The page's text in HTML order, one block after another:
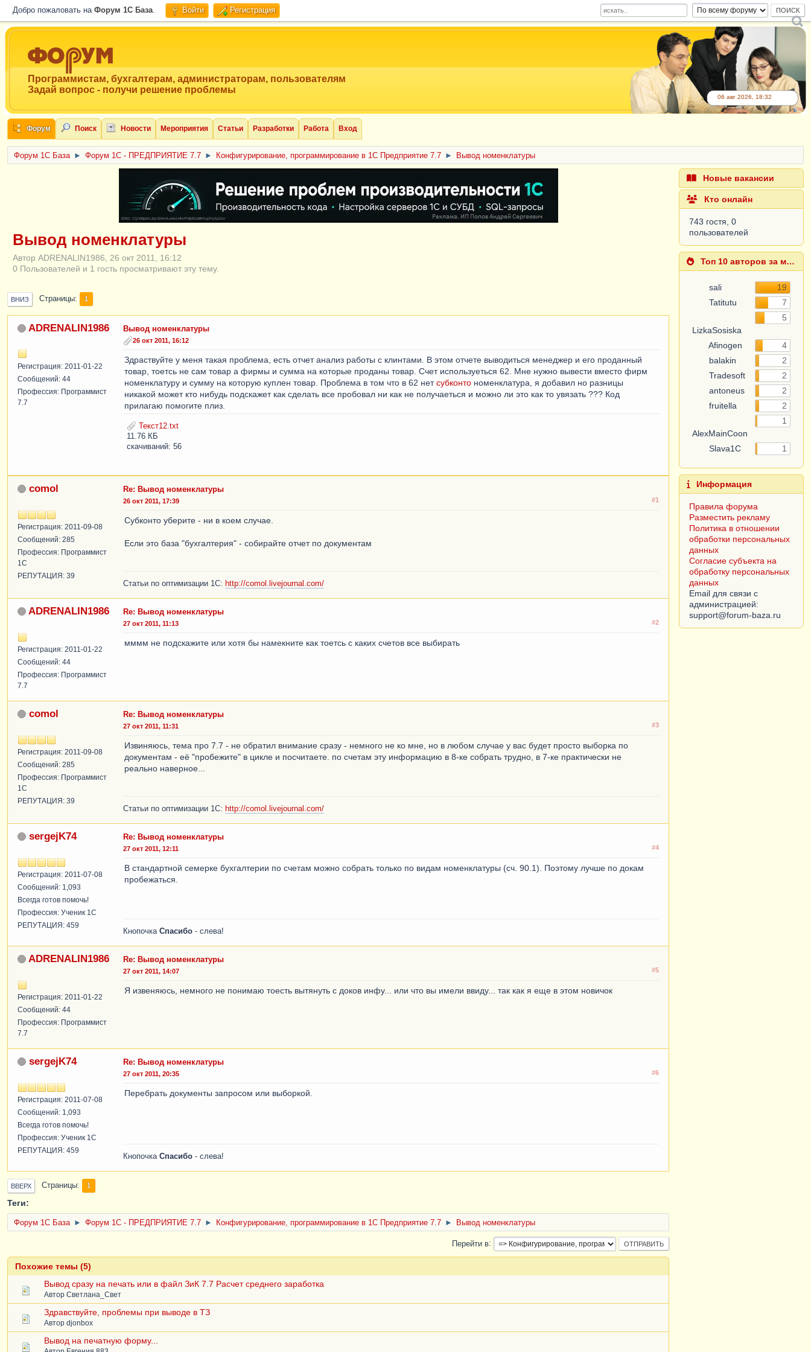
Добро пожаловать на Форум 1C База. Войти Регистрация
Программистам, бухгалтерам, администраторам, пользователям
Задай вопрос - получи решение проблемы
06 авг 2026, 18:32
Форум Поиск Новости Мероприятия Статьи Разработки Работа Вход
Форум 1C База ► Форум 1С - ПРЕДПРИЯТИЕ 7.7 ► Конфигурирование, программирование в 1С Предприятие 7.7 ► Вывод номенклатуры
ERID: CQH36pWzJqVJD4xVLsnhcU4hVPNjkBZe8KKxjJiYySyZAz
Вывод номенклатуры
Автор ADRENALIN1986, 26 окт 2011, 16:12
0 Пользователей и 1 гость просматривают эту тему.
ВНИЗ Страницы 1
ADRENALIN1986
Регистрация: 2011-01-22
Сообщений: 44
Профессия: Программист
7.7
Вывод номенклатуры
26 окт 2011, 16:12
Здраствуйте у меня такая проблема, есть отчет анализ работы с клинтами. В этом отчете выводиться менеджер и его проданный
товар, тоетсь не сам товар а фирмы и сумма на которые проданы товар. Счет используеться 62. Мне нужно вывести вместо фирм
номенклатуру и сумму на которую куплен товар. Проблема в том что в 62 нетсубконто номенклатура, я добавил но разницы
никакой может кто нибудь подскажет как сделать все пробовал ни как не получаеться и можно ли это как то увязать ??? Код
прилагаю помогите плиз.
Текст12.txt
11.76 КБ
скачиваний: 56
comol
Регистрация: 2011-09-08
Сообщений: 285
Профессия: Программист
1С
РЕПУТАЦИЯ: 39
Re: Вывод номенклатуры
#1
26 окт 2011, 17:39
Субконто уберите - ни в коем случае.
Если это база "бухгалтерия" - собирайте отчет по документам
Статьи по оптимизации 1С: http://comol.livejournal.com/
ADRENALIN1986
Регистрация: 2011-01-22
Сообщений: 44
Профессия: Программист
7.7
Re: Вывод номенклатуры
#2
27 окт 2011, 11:13
мммм не подскажите или хотя бы намекните как тоетсь с каких счетов все выбирать
comol
Регистрация: 2011-09-08
Сообщений: 285
Профессия: Программист
1С
РЕПУТАЦИЯ: 39
Re: Вывод номенклатуры
#3
27 окт 2011, 11:31
Извиняюсь, тема про 7.7 - не обратил внимание сразу - немного не ко мне, но в любом случае у вас будет просто выборка по
документам - её "пробежите" в цикле и посчитаете. по счетам эту информацию в 8-ке собрать трудно, в 7-ке практически не
реально наверное...
Статьи по оптимизации 1С: http://comol.livejournal.com/
sergejK74
Регистрация: 2011-07-08
Сообщений: 1,093
Всегда готов помочь!
Профессия: Ученик 1С
РЕПУТАЦИЯ: 459
Re: Вывод номенклатуры
#4
27 окт 2011, 12:11
В стандартной семерке бухгалтерии по счетам можно собрать только по видам номенклатуры (сч. 90.1). Поэтому лучше по докам
пробежаться.
Кнопочка Спасибо - слева!
ADRENALIN1986
Регистрация: 2011-01-22
Сообщений: 44
Профессия: Программист
7.7
Re: Вывод номенклатуры
#5
27 окт 2011, 14:07
Я извеняюсь, немного не понимаю тоесть вытянуть с доков инфу... или что вы имели ввиду... так как я еще в этом новичок
sergejK74
Регистрация: 2011-07-08
Сообщений: 1,093
Всегда готов помочь!
Профессия: Ученик 1С
РЕПУТАЦИЯ: 459
Re: Вывод номенклатуры
#6
27 окт 2011, 20:35
Перебрать документы запросом или выборкой.
Кнопочка Спасибо - слева!
ВВЕРХ Страницы 1
Теги:
Форум 1C База ► Форум 1С - ПРЕДПРИЯТИЕ 7.7 ► Конфигурирование, программирование в 1С Предприятие 7.7 ► Вывод номенклатуры
Перейти в
Похожие темы (5)
Вывод сразу на печать или в файл ЗиК 7.7 Расчет среднего заработка
Автор Светлана_Свет
Здравствуйте, проблемы при выводе в ТЗ
Автор djonbox
Вывод на печатную форму...
Новые вакансии
Кто онлайн
743 гостя, 0
пользователей
Топ 10 авторов за месяц
sali
19
Tatitutu
7
LizkaSosiska
5
Afinogen
4
balakin
2
Tradesoft
2
antoneus
2
fruitella
2
AlexMainCoon
1
Slava1C 1
Информация
Правила форума
Разместить рекламу
Политика в отношении
обработки персональных
данных
Согласие субъекта на
обработку персональных
данных
Email для связи с
администрацией: